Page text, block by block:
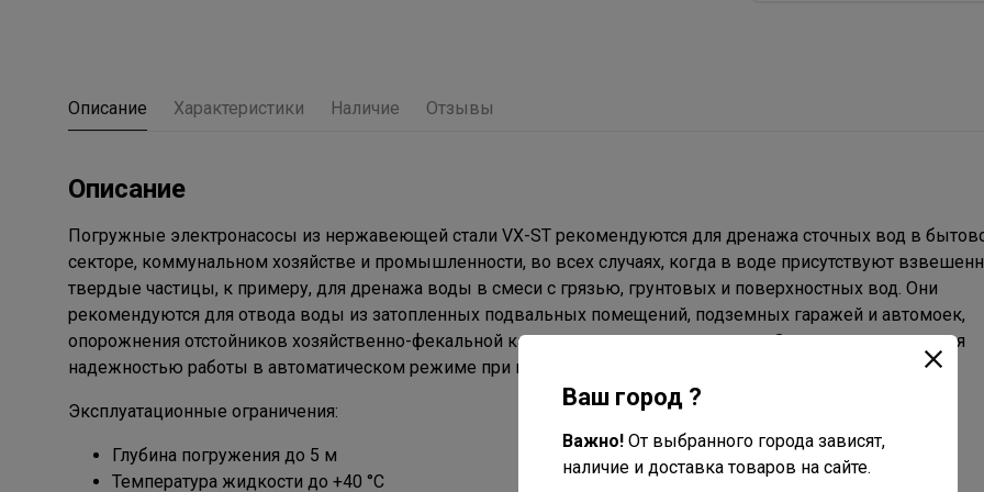
Описание Характеристики Наличие Отзывы
Описание
Погружные электронасосы из нержавеющей стали VX-ST рекомендуются для дренажа сточных вод в
секторе, коммунальном хозяйстве и промышленности, во всех случаях, когда в воде присутствуют
твердые частицы, к примеру, для дренажа воды в смеси с грязью, грунтовых и поверхностных вод. Они
рекомендуются для отвода воды из затопленных подвальных помещений, подземных гаражей и автомоек,
опорожнения отстойников хозяйственно-фекальной канализации и отвода нечистот. Эти насосы отличаются
надежностью работы в автоматическом режиме при использовании в стационарном варианте.
Эксплуатационные ограничения:
Глубина погружения до 5 м
Температура жидкости до +40 °C
Ваш город ?
Важно! От выбранного города зависят,
наличие и доставка товаров на сайте.